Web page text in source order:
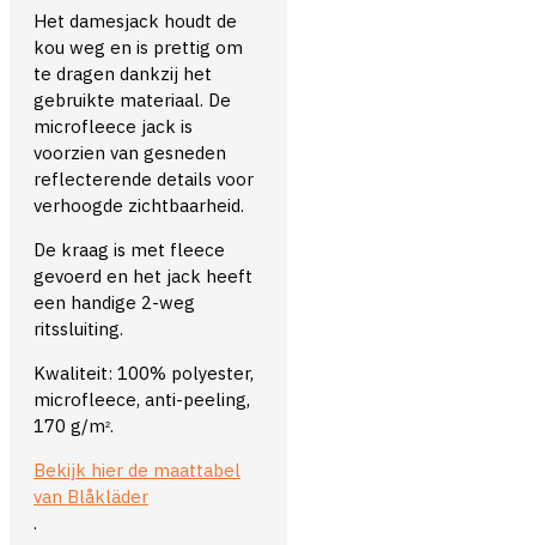
Het damesjack houdt de
kou weg en is prettig om
te dragen dankzij het
gebruikte materiaal. De
microfleece jack is
voorzien van gesneden
reflecterende details voor
verhoogde zichtbaarheid.
De kraag is met fleece
gevoerd en het jack heeft
een handige 2-weg
ritssluiting.
Kwaliteit: 100% polyester,
microfleece, anti-peeling,
170 g/m².
Bekijk hier de maattabel
van Blåkläder
.